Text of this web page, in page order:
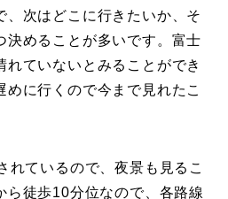
、次はどこに行きたいか、そ
決めることが多いです。富士
れていないとみることができ
に行くので今まで見れたこ
れているので、夜景も見るこ
ら徒歩10分位なので、各路線